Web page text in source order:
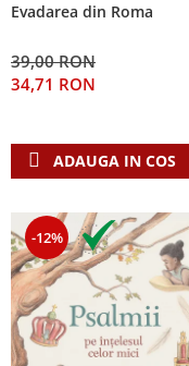
Evadarea din Roma
39,00 RON
34,71 RON
ADAUGA IN COS
-12%